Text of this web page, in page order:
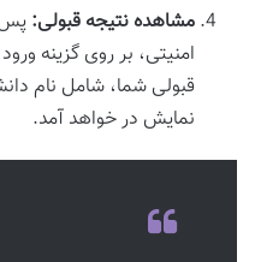
مشاهده نتیجه قبولی: پس
امنیتی، بر روی گزینه
قبولی شما، شامل نام
نمایش در خواهد آمد.